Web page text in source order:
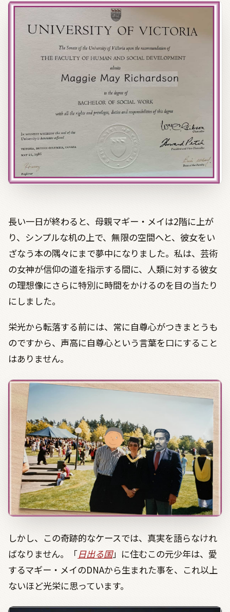
長い一日が終わると、母親マギー・メイは2階に上が
り、シンプルな机の上で、無限の空間へと、彼女をい
ざなう本の隅々にまで夢中になりました。私は、芸術
の女神が信仰の道を指示する間に、人類に対する彼女
の理想像にさらに特別に時間をかけるのを目の当たり
にしました。
栄光から転落する前には、常に自尊心がつきまとうも
のですから、声高に自尊心という言葉を口にすること
はありません。
しかし、この奇跡的なケースでは、真実を語らなけれ
ばなりません。「日出る国」に住むこの元少年は、愛
するマギー・メイのDNAから生まれた事を、これ以上
ないほど光栄に思っています。